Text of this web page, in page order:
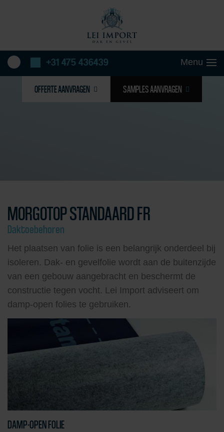
+31 475 436439
OFFERTE AANVRAGEN SAMPLES AANVRAGEN
MORGOTOP STANDAARD FR
Daktoebehoren
Het plaatsen van folie is een belangrijk onderdeel bij
isoleren. Dak- en gevelfolie wordt aan de buitenzijde
van een gebouw aangebracht en beschermt de
constructie tegen vocht. Lei Import adviseert om
damp-open folies te gebruiken.
DAMP-OPEN FOLIE